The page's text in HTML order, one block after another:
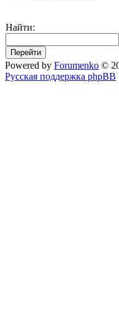
Найти:
Powered by Forumenko ©
Русская поддержка phpBB